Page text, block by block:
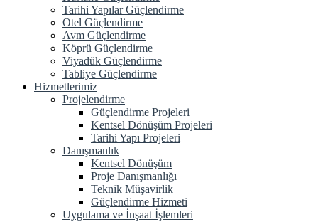
Tarihi Yapılar Güçlendirme
Otel Güçlendirme
Avm Güçlendirme
Köprü Güçlendirme
Viyadük Güçlendirme
Tabliye Güçlendirme
Hizmetlerimiz
Projelendirme
Güçlendirme Projeleri
Kentsel Dönüşüm Projeleri
Tarihi Yapı Projeleri
Danışmanlık
Kentsel Dönüşüm
Proje Danışmanlığı
Teknik Müşavirlik
Güçlendirme Hizmeti
Uygulama ve İnşaat İşlemleri